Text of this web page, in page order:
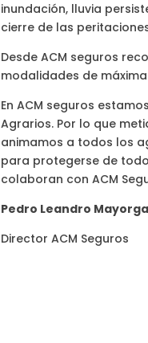
inundación, lluvia
cierre de las
Desde ACM seguros
modalidades de
En ACM seguros
Agrarios. Por lo que
animamos a todos los
para protegerse de
colaboran con ACM
Pedro Leandro
Director ACM Seguros